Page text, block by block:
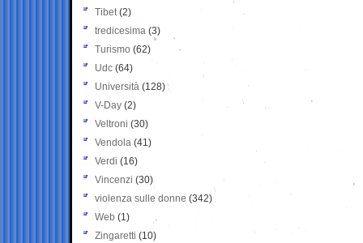
Tibet(2)
tredicesima (3)
Turismo (62)
Udc (64)
Università (128)
V-Day (2)
Veltroni (30)
Vendola (41)
Verdi (16)
Vincenzi (30)
violenza sulle donne (342)
Web (1)
Zingaretti (10)